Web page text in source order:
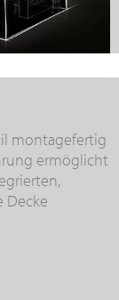
montagefertig
ermöglicht
Decke